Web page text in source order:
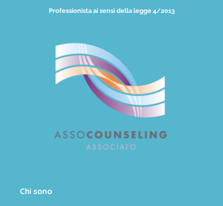
Professionista ai sensi della legge 4/2013
Chi sono